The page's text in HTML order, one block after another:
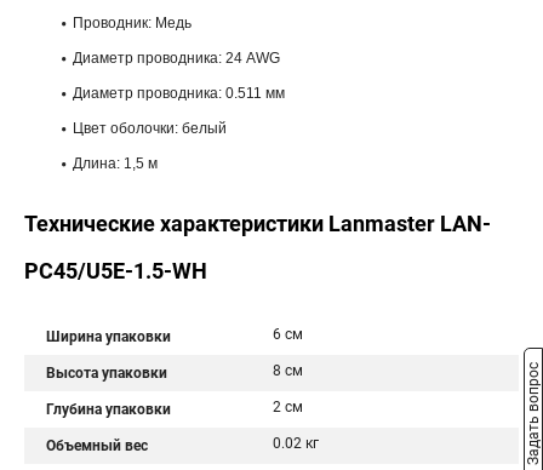
Проводник: Медь
Диаметр проводника: 24 AWG
Диаметр проводника: 0.511 мм
Цвет оболочки: белый
Длина: 1,5 м
Технические характеристики Lanmaster LAN-
PC45/U5E-1.5-WH
Ширина упаковки 6 см
Высота упаковки 8 см
Глубина упаковки 2 см
Объемный вес 0.02 кг Задать вопрос